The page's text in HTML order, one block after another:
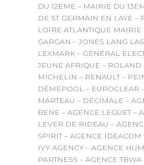
DU 12EME – MAIRIE DU
DE ST GERMAIN EN LAYE –
LOIRE ATLANTIQUE
GARGAN – JONES LANG
LEXMARK – GÉNÉRAL
JEUNE AFRIQUE – ROLAND
MICHELIN – RENAULT –
DÉMÉPOOL – EUROCLEAR
MARTEAU – DÉCIMALE –
BENE – AGENCE LEGUET –
LEVER DE RIDEAU –
SPIRIT – AGENCE IDEACOM
IVY AGENCY – AGENCE
PARTNESS – AGENCE TBWA